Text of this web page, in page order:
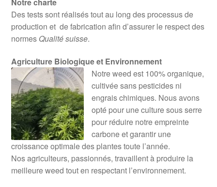
Des tests sont réalisés tout au long des processus de
production et de fabrication afin d’assurer le respect des
normes Qualité suisse.
Agriculture Biologique et Environnement
Notre weed est 100% organique,
cultivée sans pesticides ni
engrais chimiques. Nous avons
opté pour une culture sous serre
pour réduire notre empreinte
carbone et garantir une
croissance optimale des plantes toute l’année.
Nos agriculteurs, passionnés, travaillent à produire la
meilleure weed tout en respectant l’environnement.